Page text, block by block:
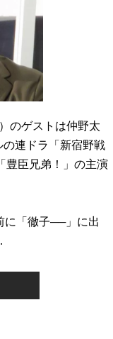
のゲストは仲野太
連ドラ「新宿野戦
豊臣兄弟！」の主演
に「徹子──」に出